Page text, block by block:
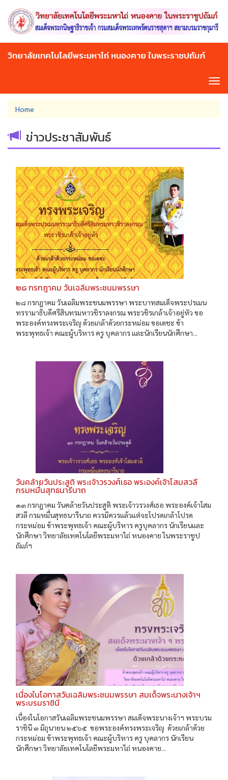
main
content
วิทยาลัยเทคโนโลยีพระมหาไถ่ หนองคาย ในพระราชปถัมภ์
You
are
here
Home
ข่าวประชาสัมพันธ์
๒๘ กรกฎาคม วันเฉลิมพระชนมพรรษา
๒๘ กรกฎาคม วันเฉลิมพระชนมพรรษา พระบาทสมเด็จพระปรเมน
ทรรามาธิบดีศรีสินทรมหาวชิราลงกรณ พระวชิรเกล้าเจ้าอยู่หัว ขอ
พระองค์ทรงพระเจริญ ด้วยเกล้าด้วยกระหม่อม ขอเดชะ ข้า
พระพุทธเจ้า คณะผู้บริหาร ครู บุคลากร และนักเรียนนักศึกษา...
วันคล้ายวันประสูติ พระเจ้าวรวงศ์เธอ พระองค์เจ้าโสมสวลี
กรมหมื่นสุทธนารีนาถ
๑๓ กรกฎาคม วันคล้ายวันประสูติ พระเจ้าวรวงศ์เธอ พระองค์เจ้าโสม
สวลี กรมหมื่นสุทธนารีนาถ ควรมิควรแล้วแต่จะโปรดเกล้าโปรด
กระหม่อม ข้าพระพุทธเจ้า คณะผู้บริหาร ครูบุคลากร นักเรียนและ
นักศึกษา วิทยาลัยเทคโนโลยีพระมหาไถ่ หนองคาย ในพระราชูป
ถัมภ์ฯ
เนื่องในโอกาสวันเฉลิมพระชนมพรรษา สมเด็จพระนางเจ้าฯ
พระบรมราชินี
เนื่องในโอกาสวันเฉลิมพระชนมพรรษา สมเด็จพระนางเจ้าฯ พระบรม
ราชินี ๓ มิถุนายน ๒๕๖๕ ขอพระองค์ทรงพระเจริญ ด้วยเกล้าด้วย
กระหม่อม ข้าพระพุทธเจ้า คณะผู้บริหาร ครู บุคลากร นักเรียน
นักศึกษา วิทยาลัยเทคโนโลยีพระมหาไถ่ หนองคาย...